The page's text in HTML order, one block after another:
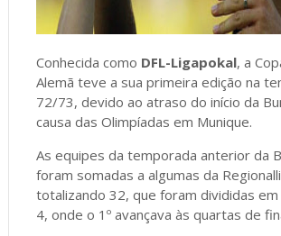
Conhecida como DFL-Ligapokal, a
Alemã teve a sua primeira edição na
72/73, devido ao atraso do início da
causa das Olimpíadas em Munique.
As equipes da temporada anterior da
foram somadas a algumas da
totalizando 32, que foram divididas
4, onde o 1º avançava às quartas de